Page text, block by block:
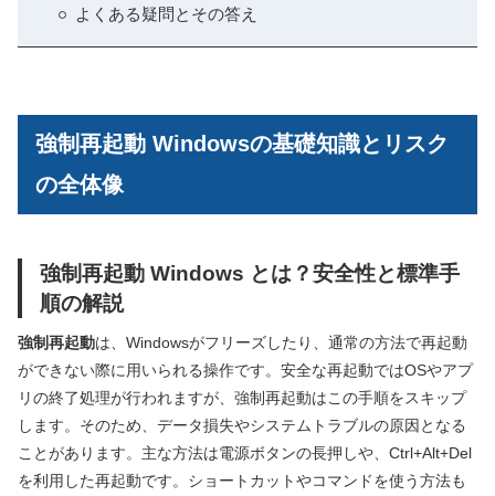
よくある疑問とその答え
強制再起動 Windowsの基礎知識とリスク
の全体像
強制再起動 Windows とは？安全性と標準手
順の解説
強制再起動は、Windowsがフリーズしたり、通常の方法で再起動
ができない際に用いられる操作です。安全な再起動ではOSやアプ
リの終了処理が行われますが、強制再起動はこの手順をスキップ
します。そのため、データ損失やシステムトラブルの原因となる
ことがあります。主な方法は電源ボタンの長押しや、Ctrl+Alt+Del
を利用した再起動です。ショートカットやコマンドを使う方法も